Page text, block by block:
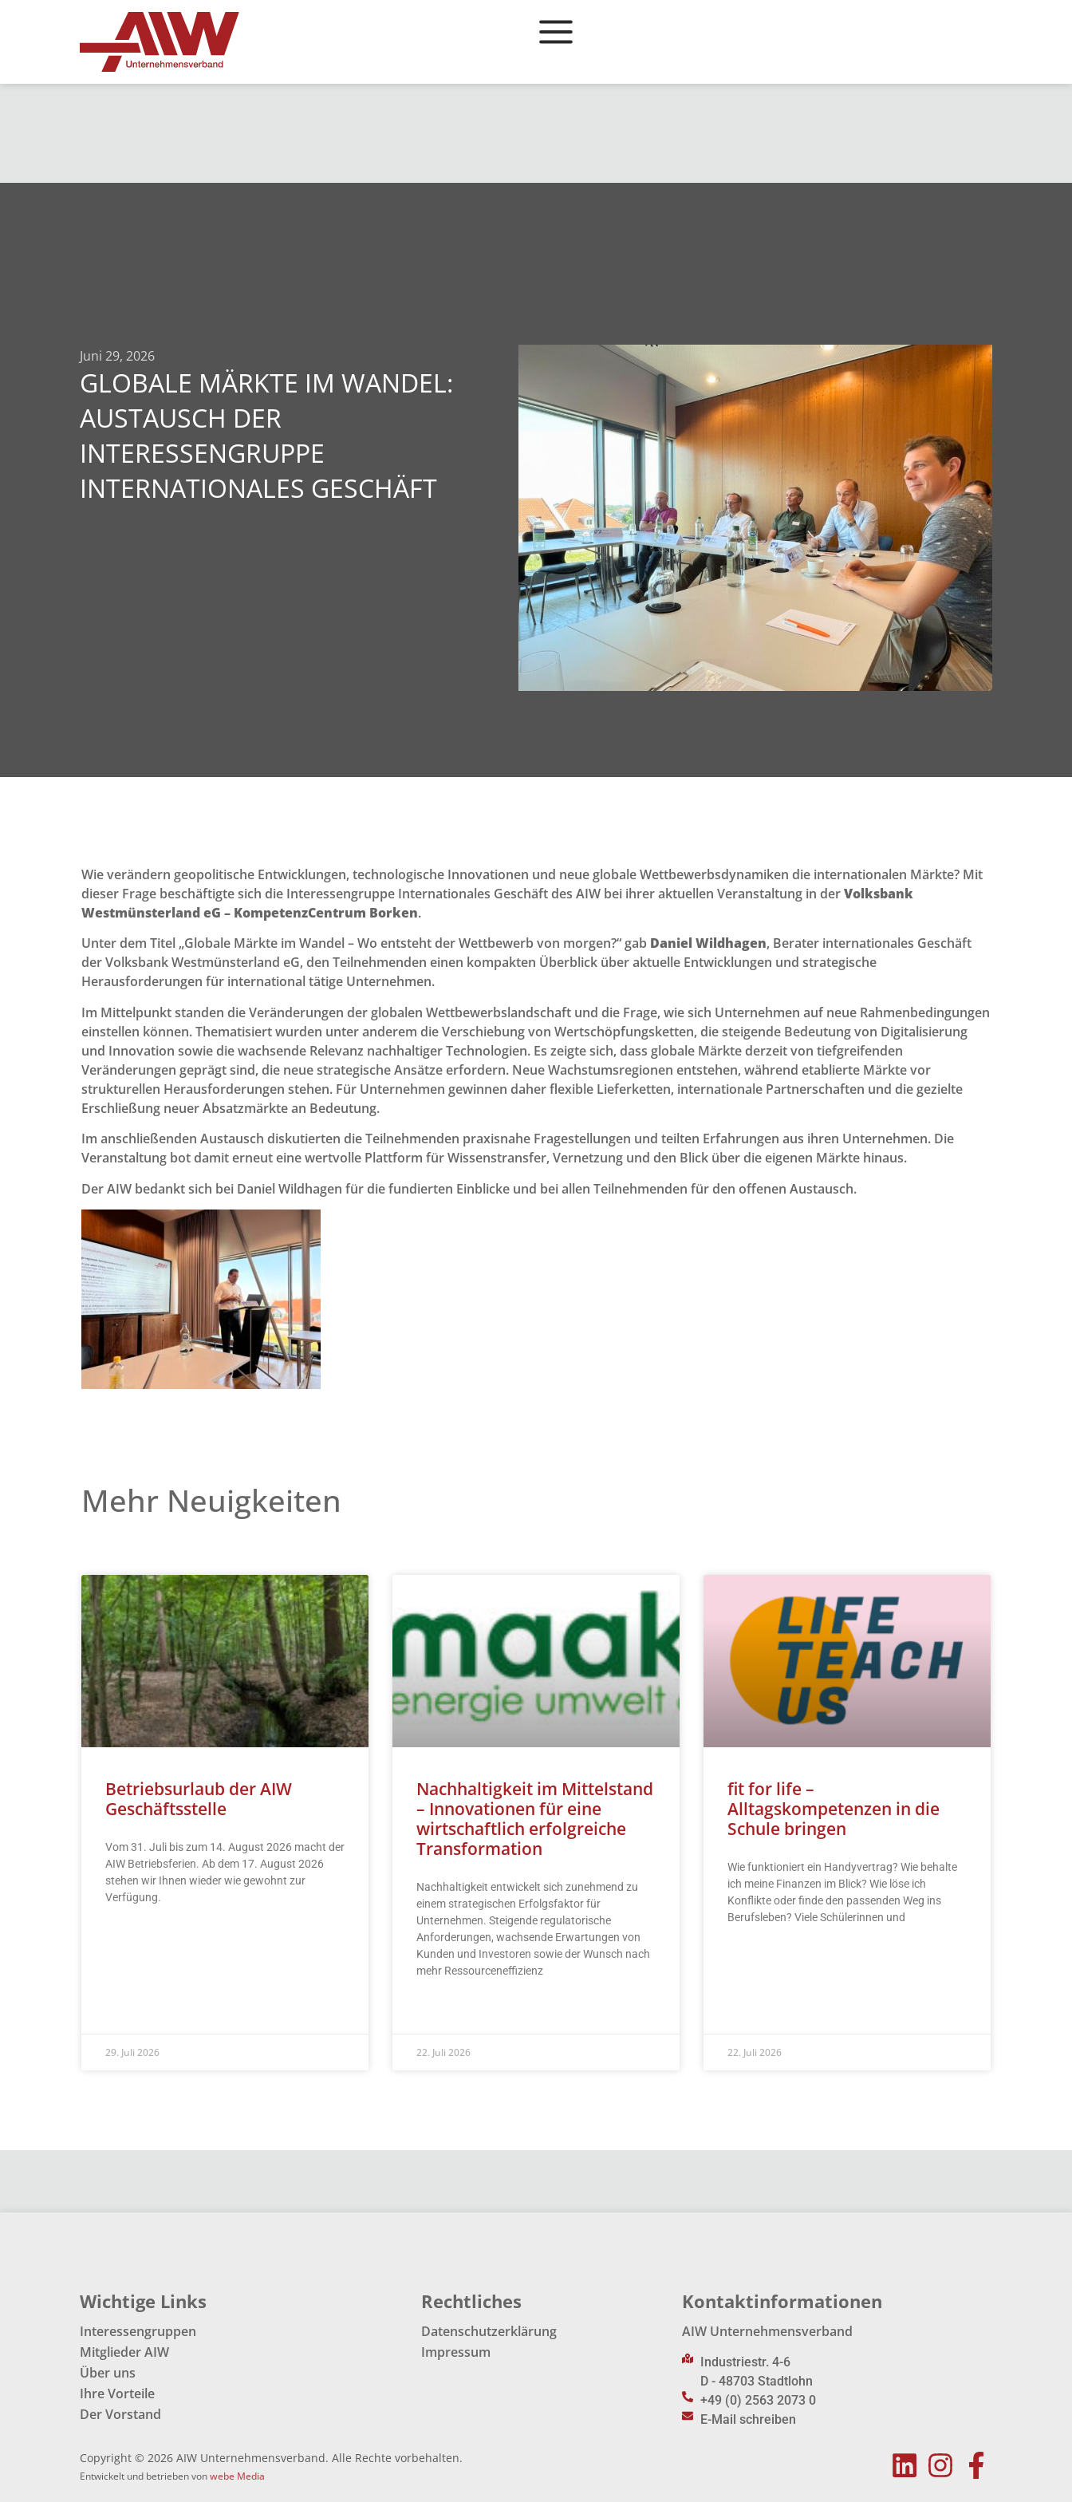
Juni 29, 2026
GLOBALE MÄRKTE IM WANDEL:
AUSTAUSCH DER
INTERESSENGRUPPE
INTERNATIONALES GESCHÄFT
Wie verändern geopolitische Entwicklungen, technologische Innovationen und neue globale Wettbewerbsdynamiken die internationalen Märkte? Mit
dieser Frage beschäftigte sich die Interessengruppe Internationales Geschäft des AIW bei ihrer aktuellen Veranstaltung in derVolksbank
Westmünsterland eG – KompetenzCentrum Borken.
Unter dem Titel „Globale Märkte im Wandel – Wo entsteht der Wettbewerb von morgen?“ gab Daniel Wildhagen, Berater internationales Geschäft
der Volksbank Westmünsterland eG, den Teilnehmenden einen kompakten Überblick über aktuelle Entwicklungen und strategische
Herausforderungen für international tätige Unternehmen.
Im Mittelpunkt standen die Veränderungen der globalen Wettbewerbslandschaft und die Frage, wie sich Unternehmen auf neue Rahmenbedingungen
einstellen können. Thematisiert wurden unter anderem die Verschiebung von Wertschöpfungsketten, die steigende Bedeutung von Digitalisierung
und Innovation sowie die wachsende Relevanz nachhaltiger Technologien. Es zeigte sich, dass globale Märkte derzeit von tiefgreifenden
Veränderungen geprägt sind, die neue strategische Ansätze erfordern. Neue Wachstumsregionen entstehen, während etablierte Märkte vor
strukturellen Herausforderungen stehen. Für Unternehmen gewinnen daher flexible Lieferketten, internationale Partnerschaften und die gezielte
Erschließung neuer Absatzmärkte an Bedeutung.
Im anschließenden Austausch diskutierten die Teilnehmenden praxisnahe Fragestellungen und teilten Erfahrungen aus ihren Unternehmen. Die
Veranstaltung bot damit erneut eine wertvolle Plattform für Wissenstransfer, Vernetzung und den Blick über die eigenen Märkte hinaus.
Der AIW bedankt sich bei Daniel Wildhagen für die fundierten Einblicke und bei allen Teilnehmenden für den offenen Austausch.
Mehr Neuigkeiten
Betriebsurlaub der AIW
Geschäftsstelle
Vom 31. Juli bis zum 14. August 2026 macht der
AIW Betriebsferien. Ab dem 17. August 2026
stehen wir Ihnen wieder wie gewohnt zur
Verfügung.
29. Juli 2026
Nachhaltigkeit im Mittelstand
– Innovationen für eine
wirtschaftlich erfolgreiche
Transformation
Nachhaltigkeit entwickelt sich zunehmend zu
einem strategischen Erfolgsfaktor für
Unternehmen. Steigende regulatorische
Anforderungen, wachsende Erwartungen von
Kunden und Investoren sowie der Wunsch nach
mehr Ressourceneffizienz
22. Juli 2026
fit for life –
Alltagskompetenzen in die
Schule bringen
Wie funktioniert ein Handyvertrag? Wie behalte
ich meine Finanzen im Blick? Wie löse ich
Konflikte oder finde den passenden Weg ins
Berufsleben? Viele Schülerinnen und
22. Juli 2026
Wichtige Links
Interessengruppen
Mitglieder AIW
Über uns
Ihre Vorteile
Der Vorstand
Rechtliches
Datenschutzerklärung
Impressum
Kontaktinformationen
AIW Unternehmensverband
Industriestr. 4-6
D - 48703 Stadtlohn
+49 (0) 2563 2073 0
E-Mail schreiben
Copyright © 2026 AIW Unternehmensverband. Alle Rechte vorbehalten.
Entwickelt und betrieben vonwebe Media